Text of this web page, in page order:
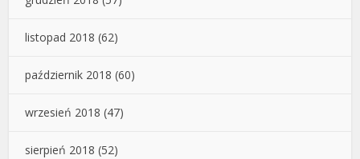
listopad 2018 (62)
październik 2018 (60)
wrzesień 2018 (47)
sierpień 2018 (52)